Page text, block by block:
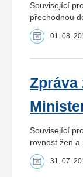
Související
přechodnou
01. 08.
Zpráva
Související
rovnost žen
31. 07.